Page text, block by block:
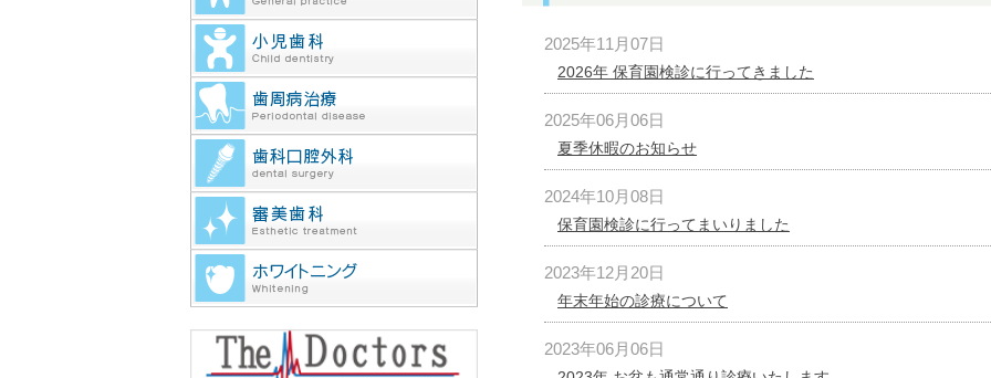
2025年11月07日
2026年 保育園検診に行ってきました
2025年06月06日
夏季休暇のお知らせ
2024年10月08日
保育園検診に行ってまいりました
2023年12月20日
年末年始の診療について
2023年06月06日